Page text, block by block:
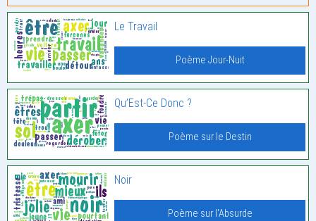
Le Travail
Poème Jour-Nuit
Qu’Est-Ce Donc ?
Poème sur le Destin
Noir
Poème sur l'Absurde